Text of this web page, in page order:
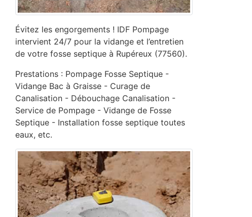
Évitez les engorgements ! IDF Pompage
intervient 24/7 pour la vidange et l’entretien
de votre fosse septique à Rupéreux (77560).
Prestations : Pompage Fosse Septique -
Vidange Bac à Graisse - Curage de
Canalisation - ‎Débouchage Canalisation -
‎Service de Pompage - ‎Vidange de Fosse
Septique - Installation fosse septique toutes
eaux, etc.